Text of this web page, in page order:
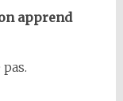
apprend